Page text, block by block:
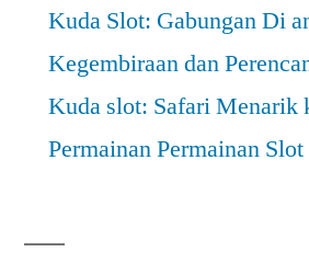
Kuda Slot: Gabungan Di
Kegembiraan dan
Kuda slot: Safari Menarik
Permainan Permainan Slot